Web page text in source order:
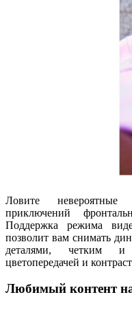
Ловите
приключений
Поддержка режима
позволит вам снимать
деталями, четким
цветопередачей и
Любимый контент